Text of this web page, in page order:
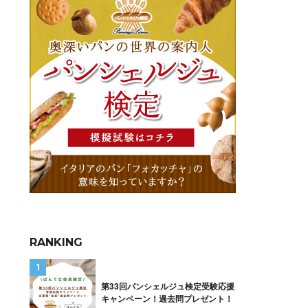
RANKING
第33回パンシェルジュ検定受験応援
キャンペーン！過去問プレゼント！